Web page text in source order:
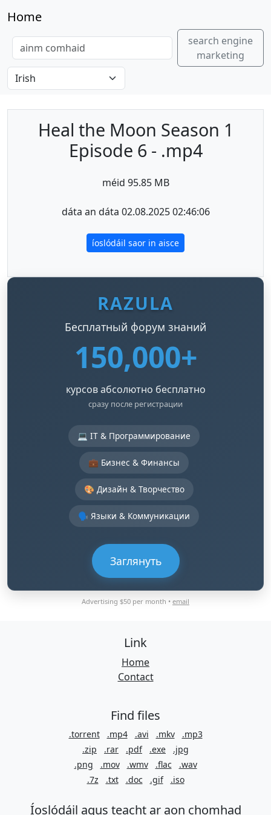
Home
search engine
marketing
Heal the Moon Season 1
Episode 6 - .mp4
méid 95.85 MB
dáta an dáta 02.08.2025 02:46:06
íoslódáil saor in aisce
RAZULA
Бесплатный форум знаний
150,000+
курсов абсолютно бесплатно
сразу после регистрации
💻 IT & Программирование
💼 Бизнес & Финансы
🎨 Дизайн & Творчество
🗣️ Языки & Коммуникации
Заглянуть
Advertising $50 per month • email
Link
Home
Contact
Find files
.torrent .mp4 .avi .mkv
.mp3
.zip
.rar .pdf .exe
.jpg
.png
.mov .wmv .flac
.wav
.7z
.txt .doc .gif .iso
Íoslódáil agus teacht ar aon chomhad